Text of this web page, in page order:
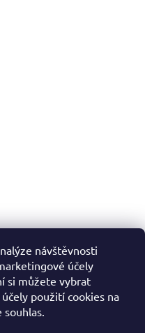
návštěvnosti
účely
si můžete vybrat
použití cookies na